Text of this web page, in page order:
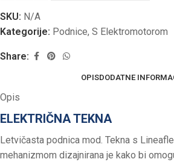
SKU: N/A
Kategorije: Podnice, S Elektromotorom
Share:
OPISDODATNE
Opis
ELEKTRIČNA TEKNA
Letvičasta podnica mod. Tekna s
mehanizmom dizajnirana je kako bi